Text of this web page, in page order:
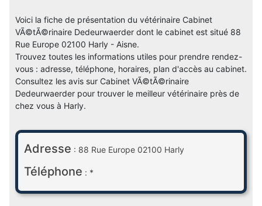
Voici la fiche de présentation du vétérinaire Cabinet
VÃ©tÃ©rinaire Dedeurwaerder dont le cabinet est situé 88
Rue Europe 02100 Harly - Aisne.
Trouvez toutes les informations utiles pour prendre rendez-
vous : adresse, téléphone, horaires, plan d'accès au cabinet.
Consultez les avis sur Cabinet VÃ©tÃ©rinaire
Dedeurwaerder pour trouver le meilleur vétérinaire près de
chez vous à Harly.
Adresse : 88 Rue Europe 02100 Harly
Téléphone : *